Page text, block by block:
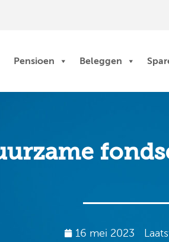
Pensioen Beleggen
16 mei 2023